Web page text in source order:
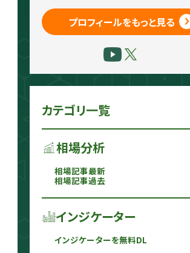
プロフィールをもっと見る
カテゴリ一覧
相場分析
相場記事最新
相場記事過去
インジケーター
インジケーターを無料DL